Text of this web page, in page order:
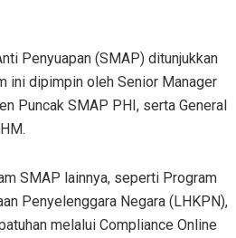
Penyuapan (SMAP) ditunjukkan
ini dipimpin oleh Senior Manager
Puncak SMAP PHI, serta General
SMAP lainnya, seperti Program
Penyelenggara Negara (LHKPN),
melalui Compliance Online